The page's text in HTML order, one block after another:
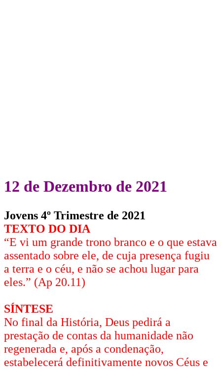
12 de Dezembro de 2021
Jovens 4º Trimestre de 2021
TEXTO DO DIA
“E vi um grande trono branco e o que estava
assentado sobre ele, de cuja presença fugiu
a terra e o céu, e não se achou lugar para
eles.” (Ap 20.11)
SÍNTESE
No final da História, Deus pedirá a
prestação de contas da humanidade não
regenerada e, após a condenação,
estabelecerá definitivamente novos Céus e